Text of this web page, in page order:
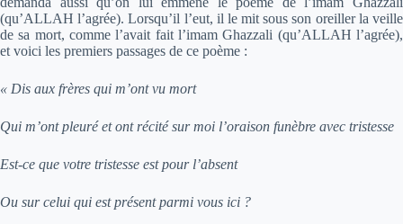
(qu’ALLAH l’agrée). Lorsqu’il l’eut, il le mit sous son oreiller la veille
de sa mort, comme l’avait fait l’imam Ghazzali (qu’ALLAH l’agrée),
et voici les premiers passages de ce poème :
« Dis aux frères qui m’ont vu mort
Qui m’ont pleuré et ont récité sur moi l’oraison funèbre avec tristesse
Est-ce que votre tristesse est pour l’absent
Ou sur celui qui est présent parmi vous ici ?